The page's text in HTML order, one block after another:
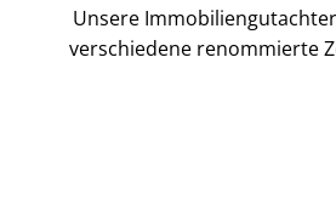
Unsere
verschiedene renommierte